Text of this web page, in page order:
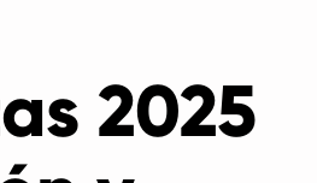
2025